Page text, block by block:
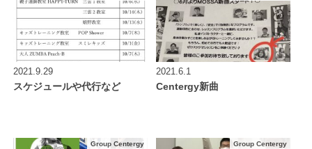
2021.9.29
スケジュールや代行など
2021.6.1
Centergy新曲
Group Centergy Group Centergy